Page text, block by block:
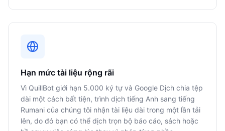
Hạn mức tài liệu rộng rãi
Vì QuillBot giới hạn 5.000 ký tự và Google Dịch chia tệp
dài một cách bất tiện, trình dịch tiếng Anh sang tiếng
Rumani của chúng tôi nhận tài liệu dài trong một lần tải
lên, do đó bạn có thể dịch trọn bộ báo cáo, sách hoặc